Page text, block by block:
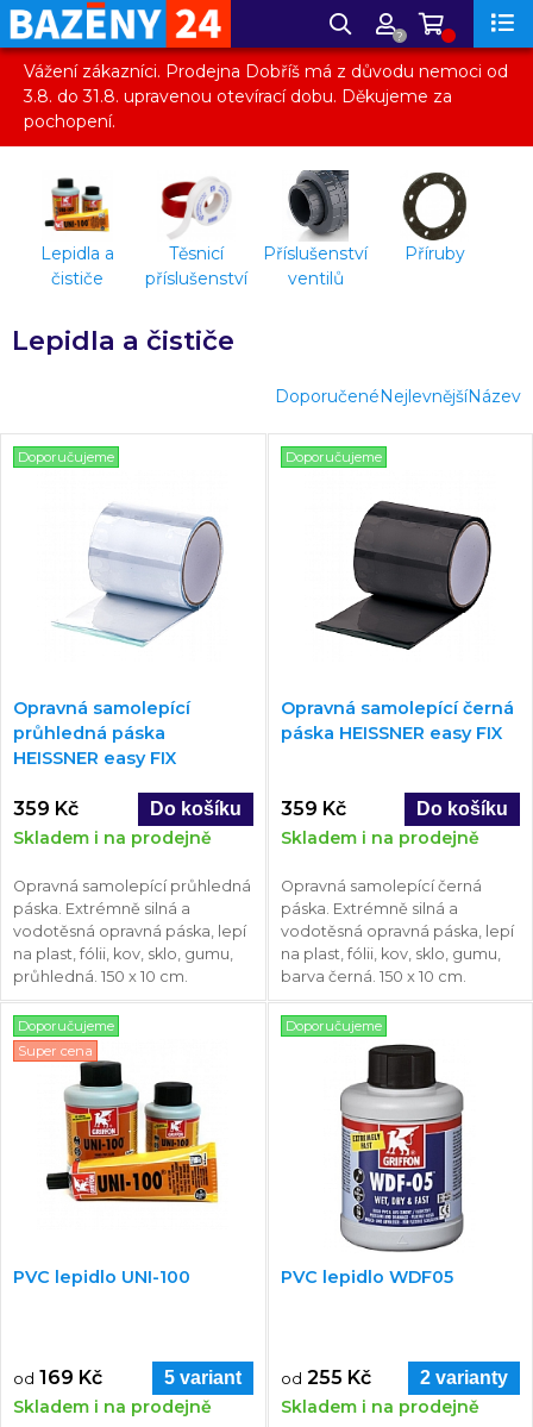
?
Vážení zákazníci. Prodejna Dobříš má z důvodu nemoci od
3.8. do 31.8. upravenou otevírací dobu. Děkujeme za
pochopení.
Lepidla a
čističe
Těsnicí
příslušenství
Příslušenství
ventilů
Příruby
Lepidla a čističe
DoporučenéNejlevnějšíNázev
Doporučujeme
Opravná samolepící
průhledná páska
HEISSNER easy FIX
359 Kč
Skladem i na prodejně
Opravná samolepící průhledná
páska. Extrémně silná a
vodotěsná opravná páska, lepí
na plast, fólii, kov, sklo, gumu,
průhledná. 150 x 10 cm.
Doporučujeme
Opravná samolepící černá
páska HEISSNER easy FIX
359 Kč
Skladem i na prodejně
Opravná samolepící černá
páska. Extrémně silná a
vodotěsná opravná páska, lepí
na plast, fólii, kov, sklo, gumu,
barva černá. 150 x 10 cm.
Doporučujeme
Super cena
PVC lepidlo UNI-100
od 169 Kč 5 variant
Skladem i na prodejně
Doporučujeme
PVC lepidlo WDF05
od 255 Kč 2 varianty
Skladem i na prodejně